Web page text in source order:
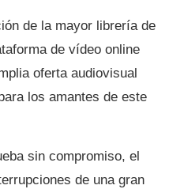
de la mayor librería de
de vídeo online
oferta audiovisual
los amantes de este
sin compromiso, el
de una gran